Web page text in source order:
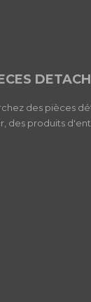
des pièces
des produits